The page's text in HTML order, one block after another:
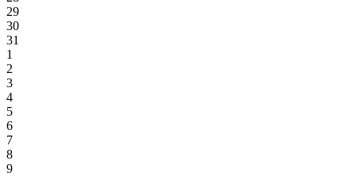
29
30
31
1
2
3
4
5
6
7
8
9